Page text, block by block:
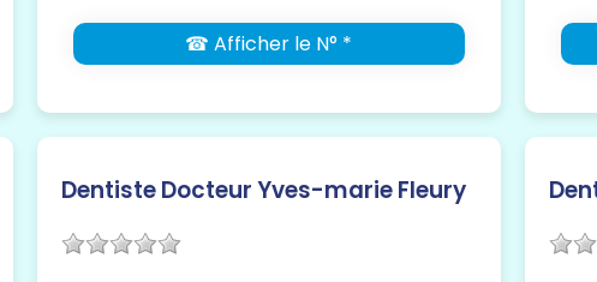
☎ Afficher le N° *
Dentiste Docteur Yves-marie Fleury